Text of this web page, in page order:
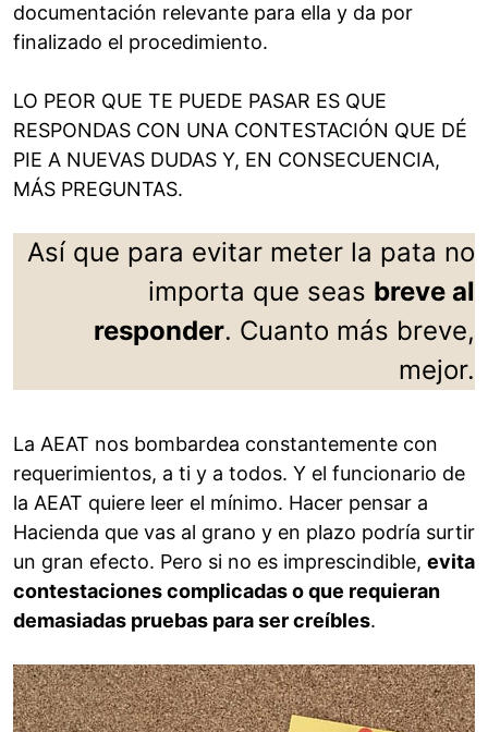
documentación relevante para ella y da por
finalizado el procedimiento.
LO PEOR QUE TE PUEDE PASAR ES QUE
RESPONDAS CON UNA CONTESTACIÓN QUE DÉ
PIE A NUEVAS DUDAS Y, EN CONSECUENCIA,
MÁS PREGUNTAS.
Así que para evitar meter la pata no
importa que seas breve al
responder. Cuanto más breve,
mejor.
La AEAT nos bombardea constantemente con
requerimientos, a ti y a todos. Y el funcionario de
la AEAT quiere leer el mínimo. Hacer pensar a
Hacienda que vas al grano y en plazo podría surtir
un gran efecto. Pero si no es imprescindible, evita
contestaciones complicadas o que requieran
demasiadas pruebas para ser creíbles.